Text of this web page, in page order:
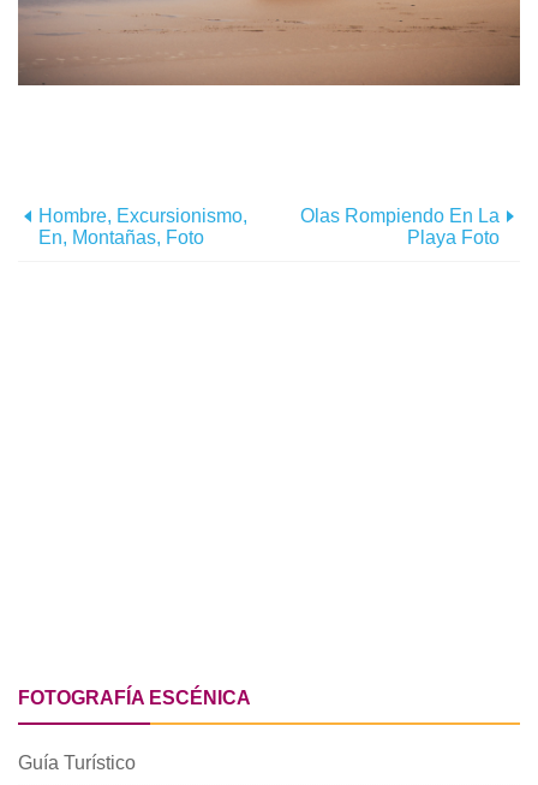
Hombre, Excursionismo,
En, Montañas, Foto
Olas Rompiendo En La
Playa Foto
FOTOGRAFÍA ESCÉNICA
Guía Turístico